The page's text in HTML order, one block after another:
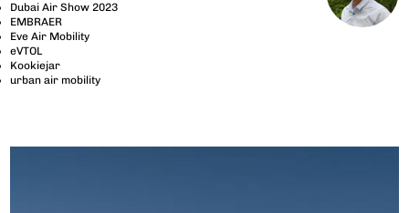
Dubai Air Show 2023
EMBRAER
Eve Air Mobility
eVTOL
Kookiejar
urban air mobility